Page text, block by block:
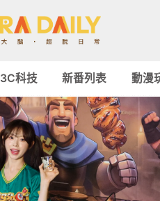
3C科技 新番列表 動漫